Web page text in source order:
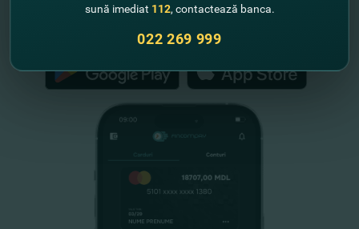
sună imediat 112, contactează banca.
022 269 999